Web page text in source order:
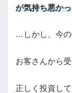
が気持ち悪か
…しかし、今の
お客さんから
正しく投資し